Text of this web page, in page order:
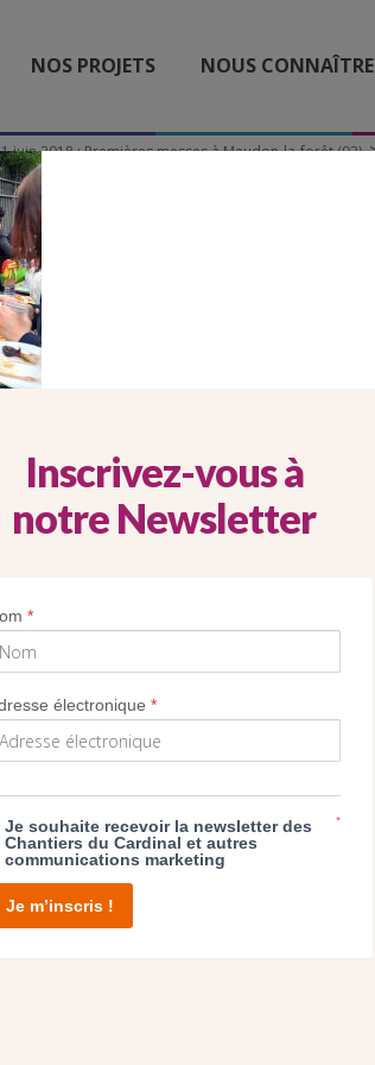
NOS PROJETS NOUS CONNAÎTRE
juin 2018 : Premières messes à Meudon-la-forêt (92)
Inscrivez-vous à
notre Newsletter
*
électronique*
Je souhaite recevoir la newsletter des
Chantiers du Cardinal et autres
communications marketing
*
Je m’inscris !